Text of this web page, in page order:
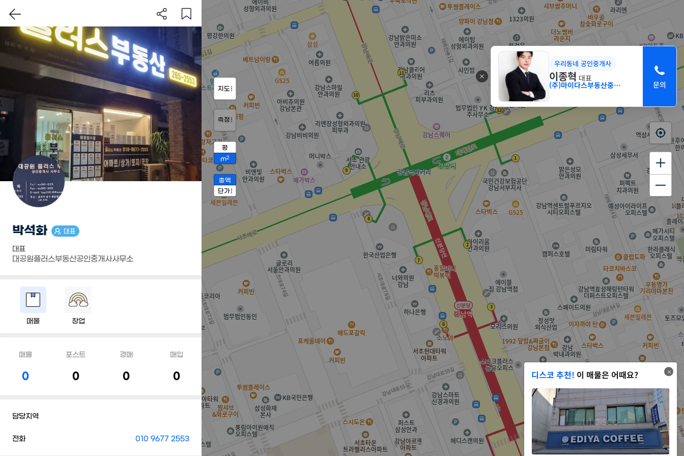
디스코 추천! 이 매물은 어때요?
우리동네 공인중개사
이종혁 대표
(주)마이다스부동산중개법인 서초
지도
측정
평
m2
총액
단가
박석화 대표
대표
대공원플러스부동산공인중개사사무소
매물 창업
매물
0
포스트
0
경매
0
매입
0
담당지역
전화 010 9677 2553